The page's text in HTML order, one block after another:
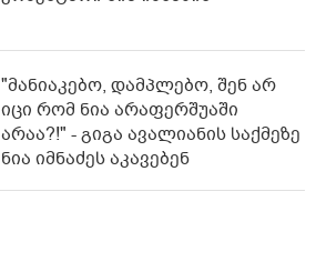
"მანიაკებო, დამპლებო, შენ არ
იცი რომ ნია არაფერშუაში
არაა?!" - გიგა ავალიანის საქმეზე
ნია იმნაძეს აკავებენ